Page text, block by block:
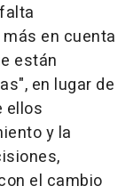
en cuenta
están
en lugar de
ellos
y la
el cambio